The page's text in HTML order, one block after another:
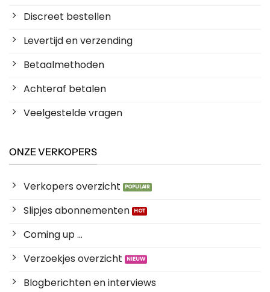
Discreet bestellen
Levertijd en verzending
Betaalmethoden
Achteraf betalen
Veelgestelde vragen
ONZE VERKOPERS
Verkopers overzicht
Slipjes abonnementen
Coming up ...
Verzoekjes overzicht
Blogberichten en interviews